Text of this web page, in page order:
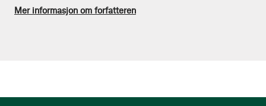
Mer informasjon om forfatteren